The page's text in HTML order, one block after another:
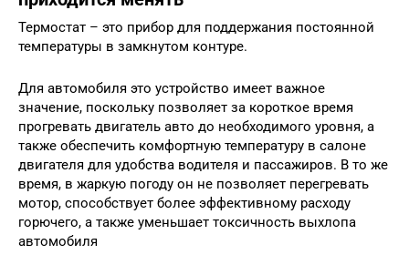
Термостат – это прибор для поддержания постоянной
температуры в замкнутом контуре.
Для автомобиля это устройство имеет важное
значение, поскольку позволяет за короткое время
прогревать двигатель авто до необходимого уровня, а
также обеспечить комфортную температуру в салоне
двигателя для удобства водителя и пассажиров. В то же
время, в жаркую погоду он не позволяет перегревать
мотор, способствует более эффективному расходу
горючего, а также уменьшает токсичность выхлопа
автомобиля